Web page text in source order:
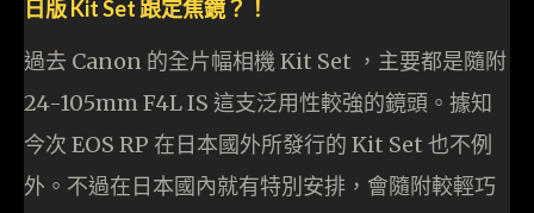
日版 Kit Set 跟定焦鏡？！
過去 Canon 的全片幅相機 Kit Set ，主要都是隨附
24-105mm F4L IS 這支泛用性較強的鏡頭。據知
今次 EOS RP 在日本國外所發行的 Kit Set 也不例
外。不過在日本國內就有特別安排，會隨附較輕巧